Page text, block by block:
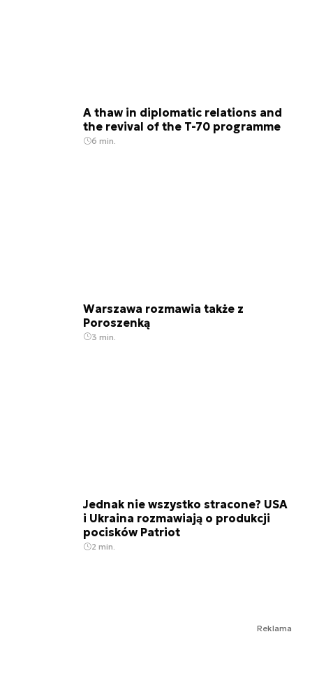
A thaw in diplomatic relations and
the revival of the T-70 programme
6 min.
Warszawa rozmawia także z
Poroszenką
3 min.
Jednak nie wszystko stracone? USA
i Ukraina rozmawiają o produkcji
pocisków Patriot
2 min.
Reklama